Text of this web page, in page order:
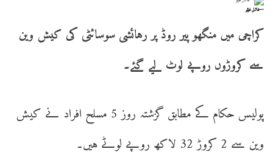
—فائل فوٹو
کراچی میں منگھو پیر روڈ پر رہائشی سوسائٹی کی کیش وین
سے کروڑوں روپے لوٹ لیے گئے۔
پولیس حکام کے مطابق گزشتہ روز 5 مسلح افراد نے کیش
وین سے 2 کروڑ 32 لاکھ روپے لوٹے ہیں۔